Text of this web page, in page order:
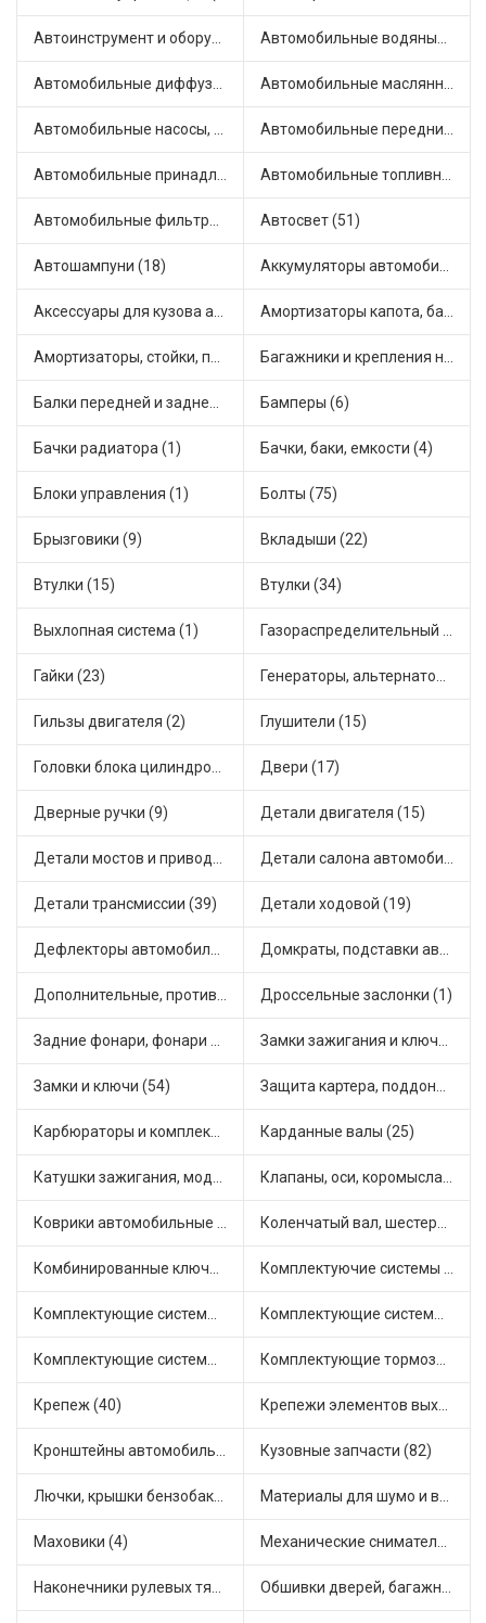
Автоинструмент и оборудование (7) Автомобильные водяные насосы (14)
Автомобильные диффузоры и вентиляторы (4) Автомобильные маслянные насосы (9)
Автомобильные насосы, компрессоры и манометры (1) Автомобильные передние фары (12)
Автомобильные принадлежности и аксессуары (6) Автомобильные топливные насосы (17)
Автомобильные фильтры (1) Автосвет (51)
Автошампуни (18) Аккумуляторы автомобильные (2)
Аксессуары для кузова автомобиля (1) Амортизаторы капота, багажника (6)
Амортизаторы, стойки, подушки стоек (36) Багажники и крепления на крышу (1)
Балки передней и задней подвески (4) Бамперы (6)
Бачки радиатора (1) Бачки, баки, емкости (4)
Блоки управления (1) Болты (75)
Брызговики (9) Вкладыши (22)
Втулки (15) Втулки (34)
Выхлопная система (1) Газораспределительный механизм (2)
Гайки (23) Генераторы, альтернаторы и комплектующие (48)
Гильзы двигателя (2) Глушители (15)
Головки блока цилиндров (2) Двери (17)
Дверные ручки (9) Детали двигателя (15)
Детали мостов и привода трансмиссии (58) Детали салона автомобиля (47)
Детали трансмиссии (39) Детали ходовой (19)
Дефлекторы автомобильные (4) Домкраты, подставки автомобильные (1)
Дополнительные, противотуманные фары (2) Дроссельные заслонки (1)
Задние фонари, фонари видимости (5) Замки зажигания и ключи (11)
Замки и ключи (54) Защита картера, поддона, КПП (3)
Карбюраторы и комплектующие (32) Карданные валы (25)
Катушки зажигания, модули зажигания (3) Клапаны, оси, коромысла (14)
Коврики автомобильные (7) Коленчатый вал, шестерни коленчатого вала (9)
Комбинированные ключи (3) Комплектуючие системы стеклоочистителя (9)
Комплектующие системы выпуска отработавших газов (10) Комплектующие системы отопления (25)
Комплектующие системы питания (12) Комплектующие тормозной системы (22)
Крепеж (40) Крепежи элементов выхлопной системы (5)
Кронштейны автомобильные (4) Кузовные запчасти (82)
Лючки, крышки бензобака (6) Материалы для шумо и виброизоляции (1)
Маховики (4) Механические сниматели (1)
Наконечники рулевых тяг (30) Обшивки дверей, багажника, потолков, накладки салона (36)